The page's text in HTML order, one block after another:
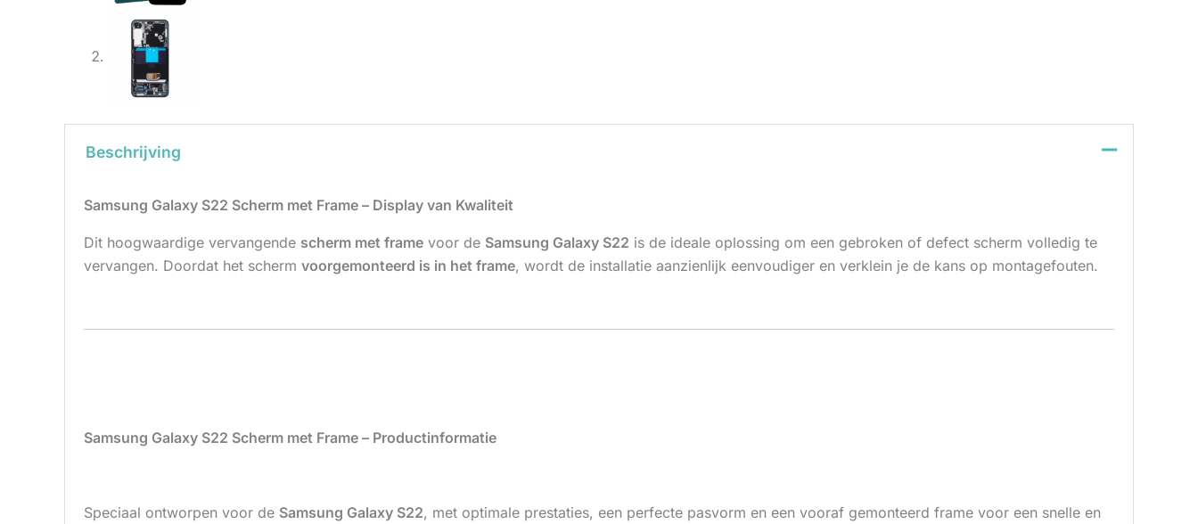
Beschrijving
Samsung Galaxy S22 Scherm met Frame – Display van Kwaliteit
Dit hoogwaardige vervangende scherm met framevoor de Samsung Galaxy S22 is de ideale oplossing om een gebroken of defect scherm volledig te
vervangen. Doordat het scherm voorgemonteerd is in het frame, wordt de installatie aanzienlijk eenvoudiger en verklein je de kans op montagefouten.
Samsung Galaxy S22 Scherm met Frame – Productinformatie
Speciaal ontworpen voor de Samsung Galaxy S22, met optimale prestaties, een perfecte pasvorm en een vooraf gemonteerd frame voor een snelle en